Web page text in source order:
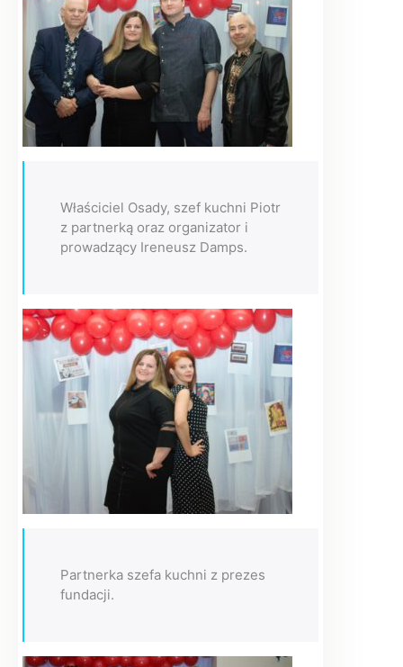
Właściciel Osady, szef kuchni Piotr
z partnerką oraz organizator i
prowadzący Ireneusz Damps.
Partnerka szefa kuchni z prezes
fundacji.